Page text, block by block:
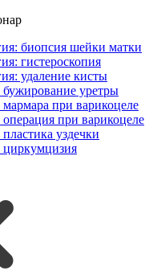
биопсия шейки матки
гистероскопия
удаление кисты
бужирование уретры
при варикоцеле
при варикоцеле
уздечки
циркумцизия